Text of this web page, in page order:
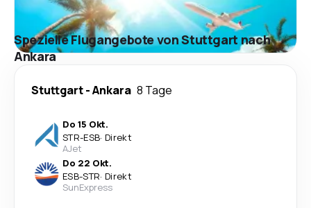
Spezielle Flugangebote von Stuttgart nach
Ankara
Stuttgart-Ankara 8 Tage
Do 15 Okt.
STR-ESB· Direkt
AJet
Do 22 Okt.
ESB-STR· Direkt
SunExpress